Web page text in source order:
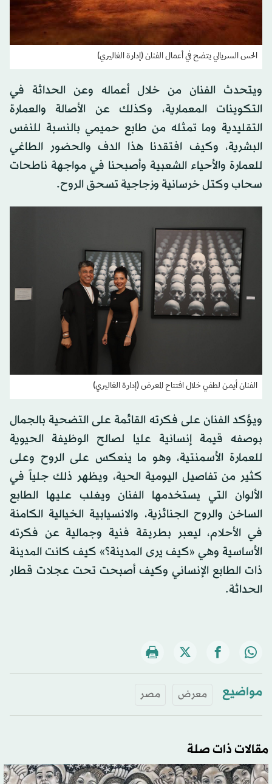
الحس السريالي يتضح في أعمال الفنان (إدارة الغاليري)
ويتحدث الفنان من خلال أعماله وعن الحداثة في
التكوينات المعمارية، وكذلك عن الأصالة والعمارة
التقليدية وما تمثله من طابع حميمي بالنسبة للنفس
البشرية، وكيف افتقدنا هذا الدف والحضور الطاغي
للعمارة والأحياء الشعبية وأصبحنا في مواجهة ناطحات
سحاب وكتل خرسانية وزجاجية تسحق الروح.
الفنان أيمن لطفي خلال افتتاح المعرض (إدارة الغاليري)
ويؤكد الفنان على فكرته القائمة على التضحية بالجمال
بوصفه قيمة إنسانية عليا لصالح الوظيفة الحيوية
للعمارة الأسمنتية، وهو ما ينعكس على الروح وعلى
كثير من تفاصيل اليومية الحية، ويظهر ذلك جلياً في
الألوان التي يستخدمها الفنان ويغلب عليها الطابع
الساخن والروح الجنائزية، والانسيابية الخيالية الكامنة
في الأحلام، ليعبر بطريقة فنية وجمالية عن فكرته
الأساسية وهي «كيف يرى المدينة؟» كيف كانت المدينة
ذات الطابع الإنساني وكيف أصبحت تحت عجلات قطار
الحداثة.
مواضيع معرض مصر
مقالات ذات صلة